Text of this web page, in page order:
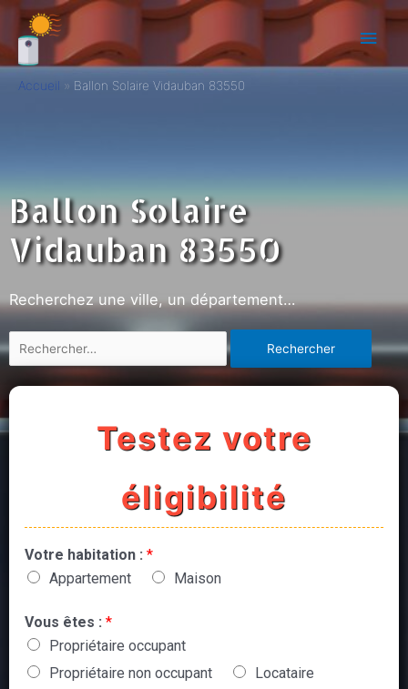
Accueil Ballon Solaire Vidauban 83550
Ballon Solaire
Vidauban 83550
Recherchez une ville, un département…
Testez votre
éligibilité
Votre habitation : *
Appartement
Maison
Vous êtes : *
Propriétaire occupant
Propriétaire non occupant
Locataire